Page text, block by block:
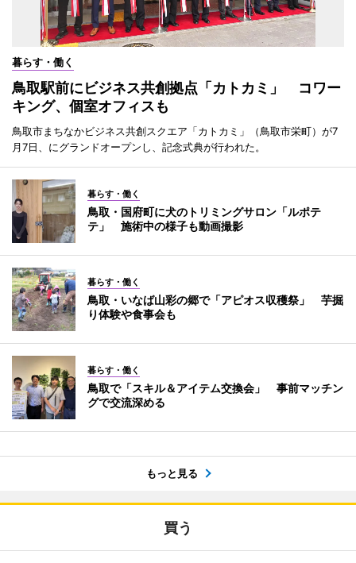
暮らす・働く
鳥取駅前にビジネス共創拠点「カトカミ」 コワー
キング、個室オフィスも
鳥取市まちなかビジネス共創スクエア「カトカミ」（鳥取市栄町）が7
月7日、にグランドオープンし、記念式典が行われた。
暮らす・働く
鳥取・国府町に犬のトリミングサロン「ルポテ
テ」 施術中の様子も動画撮影
暮らす・働く
鳥取・いなば山彩の郷で「アピオス収穫祭」 芋掘
り体験や食事会も
暮らす・働く
鳥取で「スキル＆アイテム交換会」 事前マッチン
グで交流深める
もっと見る
買う